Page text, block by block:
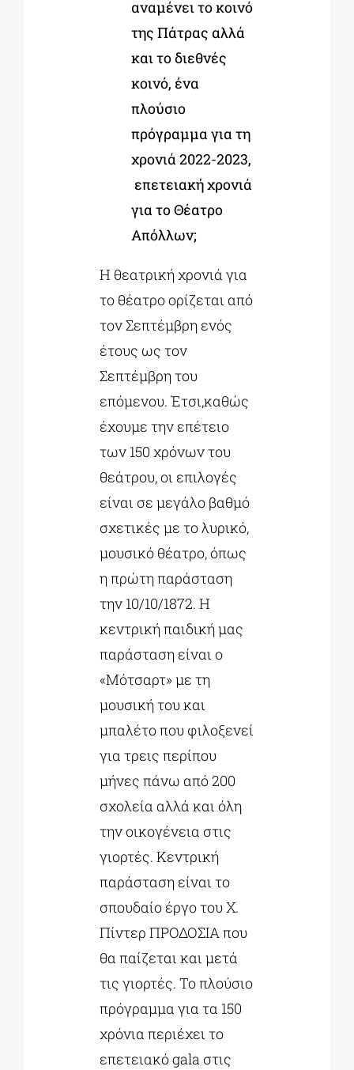
αναμένει το κοινό
της Πάτρας αλλά
και το διεθνές
κοινό, ένα
πλούσιο
πρόγραμμα για τη
χρονιά 2022-2023,
επετειακή χρονιά
για το Θέατρο
Απόλλων;
Η θεατρική χρονιά για
το θέατρο ορίζεται από
τον Σεπτέμβρη ενός
έτους ως τον
Σεπτέμβρη του
επόμενου. Έτσι,καθώς
έχουμε την επέτειο
των 150 χρόνων του
θεάτρου, οι επιλογές
είναι σε μεγάλο βαθμό
σχετικές με το λυρικό,
μουσικό θέατρο, όπως
η πρώτη παράσταση
την 10/10/1872. Η
κεντρική παιδική μας
παράσταση είναι ο
«Μότσαρτ» με τη
μουσική του και
μπαλέτο που φιλοξενεί
για τρεις περίπου
μήνες πάνω από 200
σχολεία αλλά και όλη
την οικογένεια στις
γιορτές. Κεντρική
παράσταση είναι το
σπουδαίο έργο του Χ.
Πίντερ ΠΡΟΔΟΣΙΑ που
θα παίζεται και μετά
τις γιορτές. Το πλούσιο
πρόγραμμα για τα 150
χρόνια περιέχει το
επετειακό gala στις